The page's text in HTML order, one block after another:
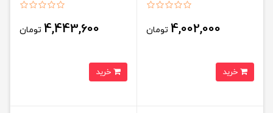
4,002,000 تومان 4,443,600 تومان